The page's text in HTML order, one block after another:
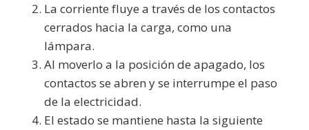
La corriente fluye a través de los contactos
cerrados hacia la carga, como una
lámpara.
Al moverlo a la posición de apagado, los
contactos se abren y se interrumpe el paso
de la electricidad.
El estado se mantiene hasta la siguiente